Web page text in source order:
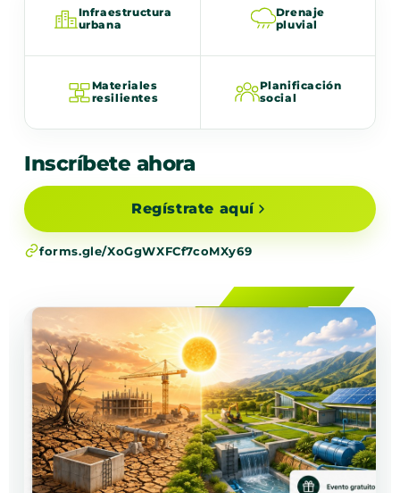
Infraestructura
urbana
Drenaje
pluvial
Materiales
resilientes
Planificación
social
Inscríbete ahora
Regístrate aquí
forms.gle/XoGgWXFCf7coMXy69